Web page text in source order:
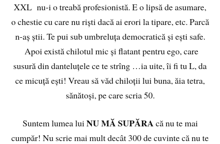
XXL nu-i o treabă profesionistă. E o lipsă de asumare,
o chestie cu care nu riști dacă ai erori la tipare, etc. Parcă
n-aș știi. Te pui sub umbreluța democratică și ești safe.
Apoi există chilotul mic și flatant pentru ego, care
susură din danteluțele ce te strîng …ia uite, îi fi tu L, da
ce micuță ești! Vreau să văd chiloții lui buna, ăia tetra,
sănătoși, pe care scria 50.
Suntem lumea lui NU MĂ SUPĂRAcă nu te mai
cumpăr! Nu scrie mai mult decât 300 de cuvinte că nu te